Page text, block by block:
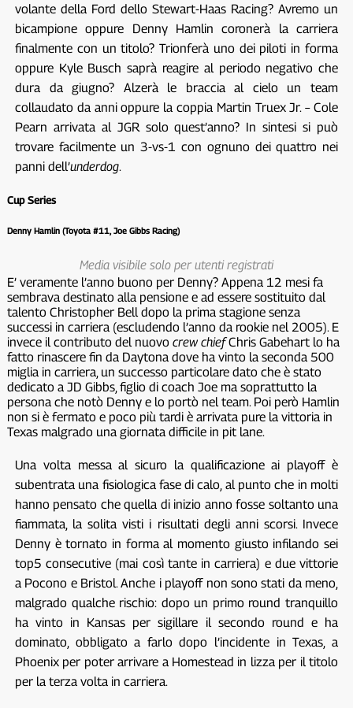
volante della Ford dello Stewart-Haas Racing? Avremo un
bicampione oppure Denny Hamlin coronerà la carriera
finalmente con un titolo? Trionferà uno dei piloti in forma
oppure Kyle Busch saprà reagire al periodo negativo che
dura da giugno? Alzerà le braccia al cielo un team
collaudato da anni oppure la coppia Martin Truex Jr. – Cole
Pearn arrivata al JGR solo quest’anno? In sintesi si può
trovare facilmente un 3-vs-1 con ognuno dei quattro nei
panni dell’underdog.
Cup Series
Denny Hamlin (Toyota #11, Joe Gibbs Racing)
Media visibile solo per utenti registrati
E’ veramente l’anno buono per Denny? Appena 12 mesi fa
sembrava destinato alla pensione e ad essere sostituito dal
talento Christopher Bell dopo la prima stagione senza
successi in carriera (escludendo l’anno da rookie nel 2005). E
invece il contributo del nuovo crew chiefChris Gabehart lo ha
fatto rinascere fin da Daytona dove ha vinto la seconda 500
miglia in carriera, un successo particolare dato che è stato
dedicato a JD Gibbs, figlio di coach Joe ma soprattutto la
persona che notò Denny e lo portò nel team. Poi però Hamlin
non si è fermato e poco più tardi è arrivata pure la vittoria in
Texas malgrado una giornata difficile in pit lane.
Una volta messa al sicuro la qualificazione ai playoff è
subentrata una fisiologica fase di calo, al punto che in molti
hanno pensato che quella di inizio anno fosse soltanto una
fiammata, la solita visti i risultati degli anni scorsi. Invece
Denny è tornato in forma al momento giusto infilando sei
top5 consecutive (mai così tante in carriera) e due vittorie
a Pocono e Bristol. Anche i playoff non sono stati da meno,
malgrado qualche rischio: dopo un primo round tranquillo
ha vinto in Kansas per sigillare il secondo round e ha
dominato, obbligato a farlo dopo l’incidente in Texas, a
Phoenix per poter arrivare a Homestead in lizza per il titolo
per la terza volta in carriera.